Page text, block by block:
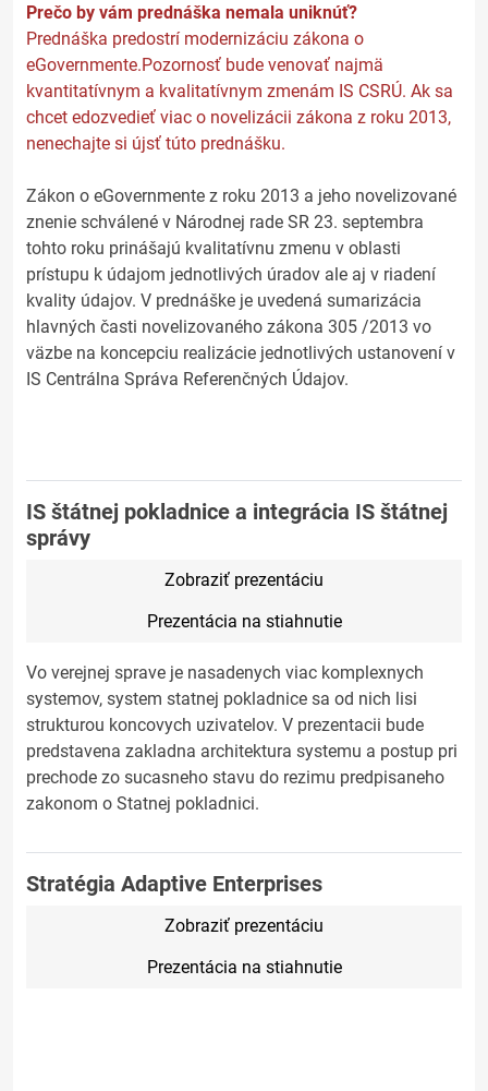
Prečo by vám prednáška nemala uniknúť?
Prednáška predostrí modernizáciu zákona o
eGovernmente.Pozornosť bude venovať najmä
kvantitatívnym a kvalitatívnym zmenám IS CSRÚ. Ak sa
chcet edozvedieť viac o novelizácii zákona z roku 2013,
nenechajte si újsť túto prednášku.
Zákon o eGovernmente z roku 2013 a jeho novelizované
znenie schválené v Národnej rade SR 23. septembra
tohto roku prinášajú kvalitatívnu zmenu v oblasti
prístupu k údajom jednotlivých úradov ale aj v riadení
kvality údajov. V prednáške je uvedená sumarizácia
hlavných časti novelizovaného zákona 305 /2013 vo
väzbe na koncepciu realizácie jednotlivých ustanovení v
IS Centrálna Správa Referenčných Údajov.
IS štátnej pokladnice a integrácia IS štátnej
správy
Zobraziť prezentáciu
Prezentácia na stiahnutie
Vo verejnej sprave je nasadenych viac komplexnych
systemov, system statnej pokladnice sa od nich lisi
strukturou koncovych uzivatelov. V prezentacii bude
predstavena zakladna architektura systemu a postup pri
prechode zo sucasneho stavu do rezimu predpisaneho
zakonom o Statnej pokladnici.
Stratégia Adaptive Enterprises
Zobraziť prezentáciu
Prezentácia na stiahnutie